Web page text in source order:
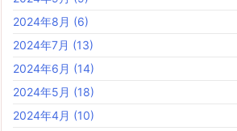
2024年8月 (6)
2024年7月 (13)
2024年6月 (14)
2024年5月 (18)
2024年4月 (10)